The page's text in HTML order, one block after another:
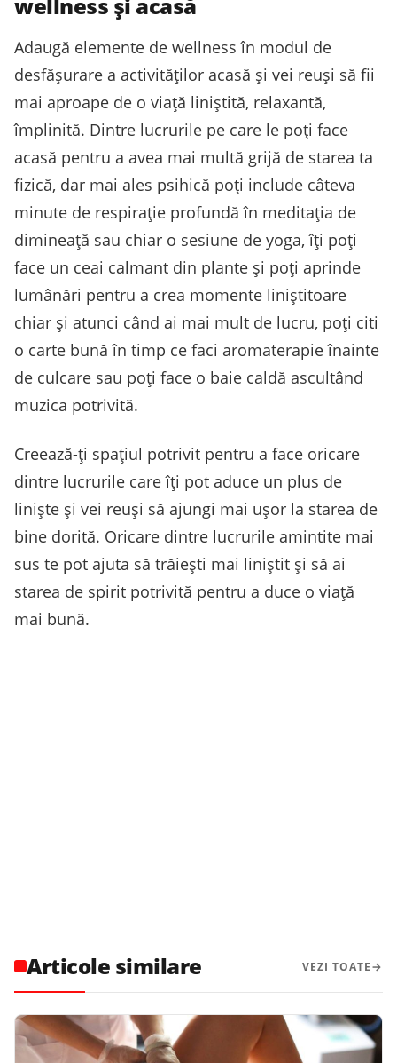
wellness și acasă
Adaugă elemente de wellness în modul de
desfășurare a activităților acasă și vei reuși să fii
mai aproape de o viață liniștită, relaxantă,
împlinită. Dintre lucrurile pe care le poți face
acasă pentru a avea mai multă grijă de starea ta
fizică, dar mai ales psihică poți include câteva
minute de respirație profundă în meditația de
dimineață sau chiar o sesiune de yoga, îți poți
face un ceai calmant din plante și poți aprinde
lumânări pentru a crea momente liniștitoare
chiar și atunci când ai mai mult de lucru, poți citi
o carte bună în timp ce faci aromaterapie înainte
de culcare sau poți face o baie caldă ascultând
muzica potrivită.
Creează-ți spațiul potrivit pentru a face oricare
dintre lucrurile care îți pot aduce un plus de
liniște și vei reuși să ajungi mai ușor la starea de
bine dorită. Oricare dintre lucrurile amintite mai
sus te pot ajuta să trăiești mai liniștit și să ai
starea de spirit potrivită pentru a duce o viață
mai bună.
Articole similare VEZI TOATE